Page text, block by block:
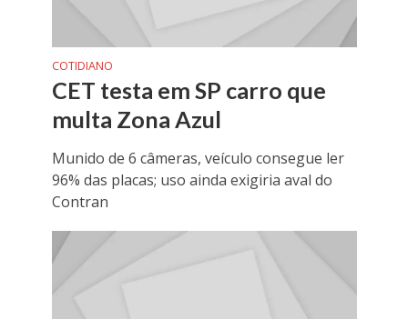
COTIDIANO
CET testa em SP carro que
multa Zona Azul
Munido de 6 câmeras, veículo consegue ler
96% das placas; uso ainda exigiria aval do
Contran